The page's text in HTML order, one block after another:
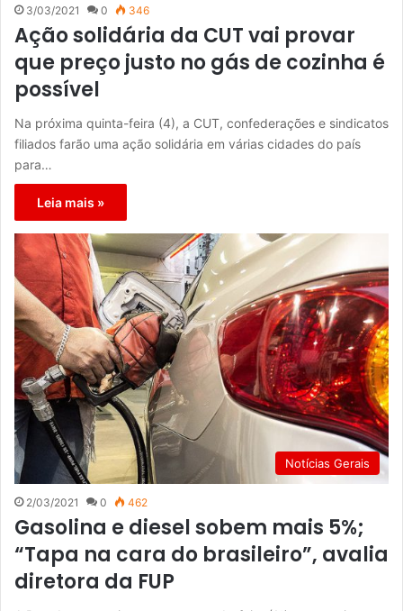
3/03/2021 0 346
Ação solidária da CUT vai provar
que preço justo no gás de cozinha é
possível
Na próxima quinta-feira (4), a CUT, confederações e sindicatos
filiados farão uma ação solidária em várias cidades do país
para…
Leia mais »
Notícias Gerais
2/03/2021 0 462
Gasolina e diesel sobem mais 5%;
“Tapa na cara do brasileiro”, avalia
diretora da FUP